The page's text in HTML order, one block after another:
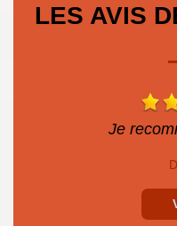
LES AVIS
Je